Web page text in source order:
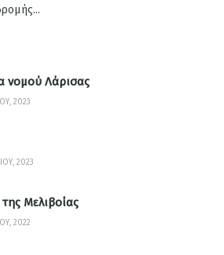
νομού Λάρισας
2023
2023
Μελιβοίας
2022